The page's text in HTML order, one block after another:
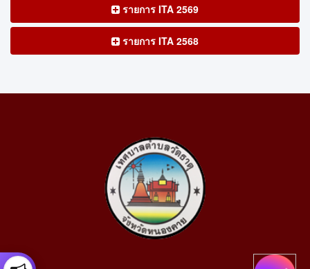
รายการ ITA 2569
รายการ ITA 2568